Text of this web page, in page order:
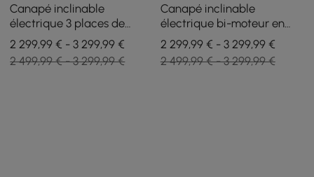
Canapé inclinable
électrique 3 places de
312cm en chenille avec
gravité zéro, coussins et
port USB
2 299,99 € - 3 299,99 €
2 499,99 € - 3 299,99 €
Canapé inclinable
électrique bi-moteur en
chenille 2 places de 259 cm
avec console centrale
multifonctionnelle
2 299,99 € - 3 299,99 €
2 499,99 € - 3 299,99 €